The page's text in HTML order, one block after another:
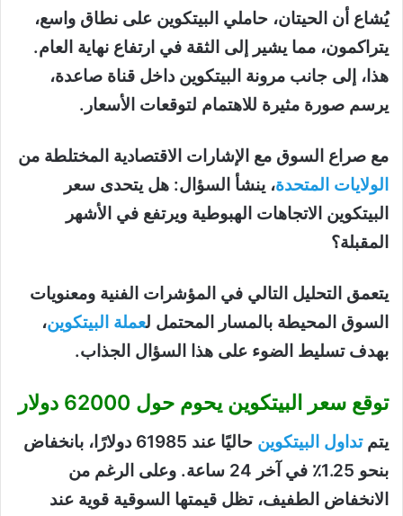
يُشاع أن الحيتان، حاملي البيتكوين على نطاق واسع،
يتراكمون، مما يشير إلى الثقة في ارتفاع نهاية العام.
هذا، إلى جانب مرونة البيتكوين داخل قناة صاعدة،
يرسم صورة مثيرة للاهتمام لتوقعات الأسعار.
مع صراع السوق مع الإشارات الاقتصادية المختلطة من
الولايات المتحدة، ينشأ السؤال: هل يتحدى سعر
البيتكوين الاتجاهات الهبوطية ويرتفع في الأشهر
المقبلة؟
يتعمق التحليل التالي في المؤشرات الفنية ومعنويات
السوق المحيطة بالمسار المحتمل لعملة البيتكوين،
بهدف تسليط الضوء على هذا السؤال الجذاب.
توقع سعر البيتكوين يحوم حول 62000 دولار
يتمتداول البيتكوين
حاليًا عند 61985 دولارًا، بانخفاض
بنحو 1.25٪ في آخر 24 ساعة. وعلى الرغم من
الانخفاض الطفيف، تظل قيمتها السوقية قوية عند